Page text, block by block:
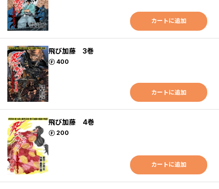
カートに追加
飛び加藤 3巻
400
ポイント
カートに追加
飛び加藤 4巻
200
ポイント
カートに追加